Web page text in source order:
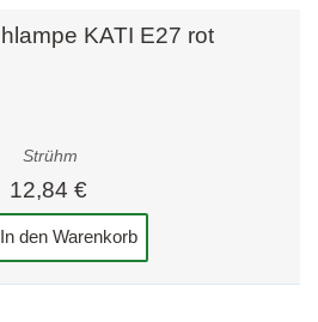
KATI E27 rot
Strühm
12,84 €
In den Warenkorb